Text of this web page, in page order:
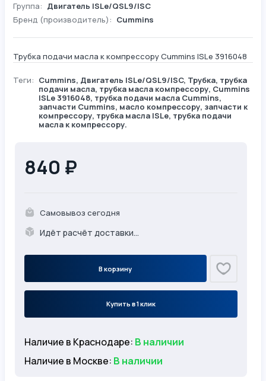
Группа: Двигатель ISLe/QSL9/ISC
Бренд (производитель): Cummins
Трубка подачи масла к компрессору Cummins ISLe 3916048
Теги: Cummins, Двигатель ISLe/QSL9/ISC, Трубка, трубка
подачи масла, трубка масла компрессору, Cummins
ISLe 3916048, трубка подачи масла Cummins,
запчасти Cummins, масло компрессору, запчасти к
компрессору, трубка масла ISLe, трубка подачи
масла к компрессору.
840 ₽
Самовывоз сегодня
Идёт расчёт доставки...
В корзину
Купить в 1 клик
Наличие в Краснодаре: В наличии
Наличие в Москве: В наличии